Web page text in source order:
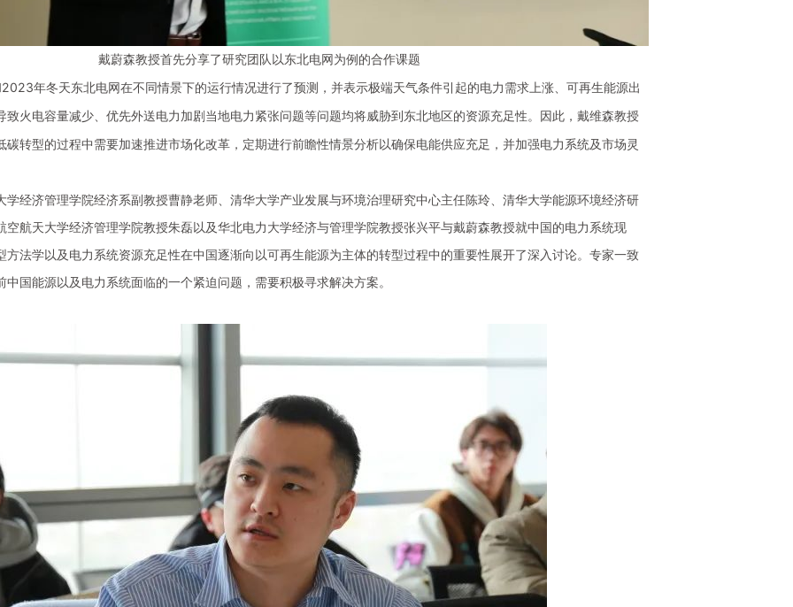
戴蔚森教授首先分享了研究团队以东北电网为例的合作课题
年冬天东北电网在不同情景下的运行情况进行了预测，并表示极端天气条件引起的电力需求上涨、可再生能源出
致火电容量减少、优先外送电力加剧当地电力紧张问题等问题均将威胁到东北地区的资源充足性。因此，戴维森教授
碳转型的过程中需要加速推进市场化改革，定期进行前瞻性情景分析以确保电能供应充足，并加强电力系统及市场灵
学经济管理学院经济系副教授曹静老师、清华大学产业发展与环境治理研究中心主任陈玲、清华大学能源环境经济研
空航天大学经济管理学院教授朱磊以及华北电力大学经济与管理学院教授张兴平与戴蔚森教授就中国的电力系统现
方法学以及电力系统资源充足性在中国逐渐向以可再生能源为主体的转型过程中的重要性展开了深入讨论。专家一致
国能源以及电力系统面临的一个紧迫问题，需要积极寻求解决方案。